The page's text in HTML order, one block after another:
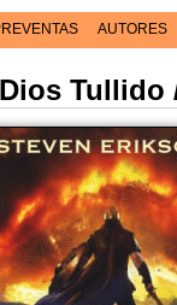
AUTORES
Tullido